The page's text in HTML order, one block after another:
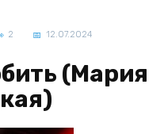
2 12.07.2024
(Мария